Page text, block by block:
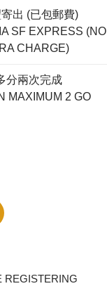
出 (已包郵費)
SF EXPRESS (NO
CHARGE)
分兩次完成
MAXIMUM 2 GO